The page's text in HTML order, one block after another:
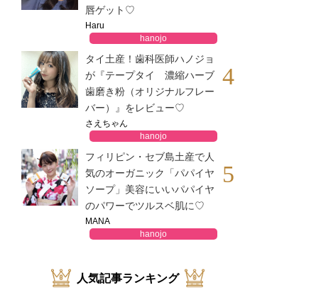
唇ゲット♡
Haru
hanojo
タイ土産！歯科医師ハノジョ
が『テープタイ 濃縮ハーブ
歯磨き粉（オリジナルフレー
バー）』をレビュー♡
さえちゃん
hanojo
4
フィリピン・セブ島土産で人
気のオーガニック「パパイヤ
ソープ」美容にいいパパイヤ
のパワーでツルスベ肌に♡
MANA
hanojo
5
人気記事ランキング